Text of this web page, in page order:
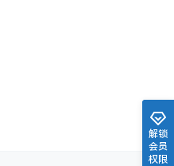
解锁
会员
权限